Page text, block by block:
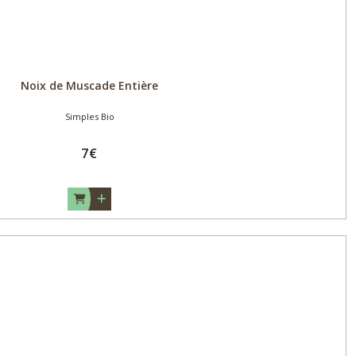
Noix de Muscade Entière
Simples Bio
7€